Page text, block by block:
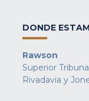
DONDE
Rawson
Superior
Rivadavia y